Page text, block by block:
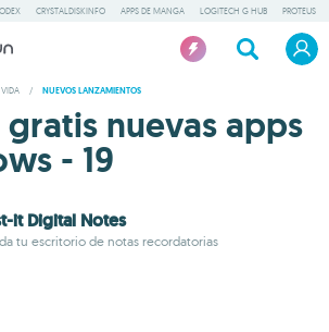
CRYSTALDISKINFO APPS DE MANGA LOGITECH G HUB PROTEUS
VIDA / NUEVOS LANZAMIENTOS
gratis nuevas apps
- 19
it Digital Notes
tu escritorio de notas recordatorias